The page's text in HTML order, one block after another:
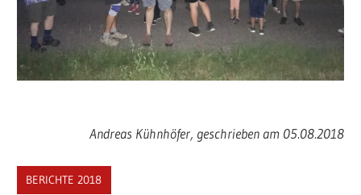
Andreas Kühnhöfer, geschrieben am 05.08.2018
BERICHTE 2018